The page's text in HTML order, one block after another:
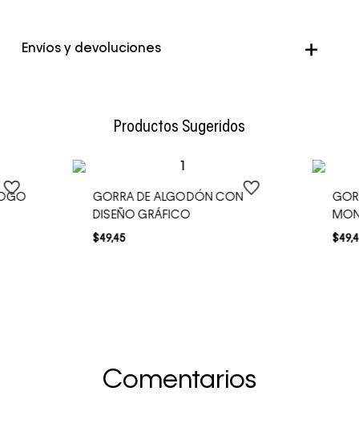
Envíos y devoluciones
Productos Sugeridos
GORRA DE ALGODÓN CON
DISEÑO GRÁFICO
$49,45 $49,
Comentarios